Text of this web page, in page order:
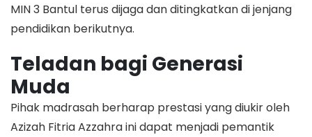
MIN 3 Bantul terus dijaga dan ditingkatkan di jenjang
pendidikan berikutnya.
Teladan bagi Generasi
Muda
​Pihak madrasah berharap prestasi yang diukir oleh
Azizah Fitria Azzahra ini dapat menjadi pemantik